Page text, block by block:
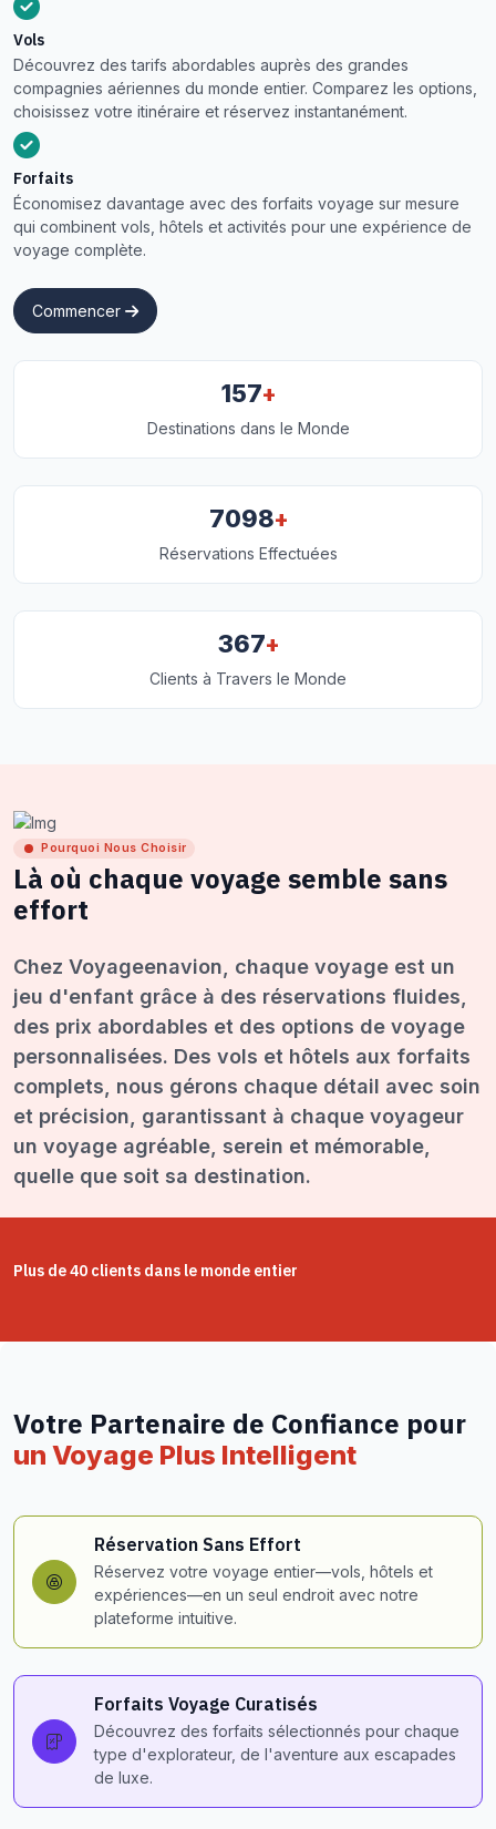
Vols
Découvrez des tarifs abordables auprès des grandes
compagnies aériennes du monde entier. Comparez les options,
choisissez votre itinéraire et réservez instantanément.
Forfaits
Économisez davantage avec des forfaits voyage sur mesure
qui combinent vols, hôtels et activités pour une expérience de
voyage complète.
Commencer
157+
Destinations dans le Monde
7098+
Réservations Effectuées
367+
Clients à Travers le Monde
Pourquoi Nous Choisir
Là où chaque voyage semble sans
effort
Chez Voyageenavion, chaque voyage est un
jeu d'enfant grâce à des réservations fluides,
des prix abordables et des options de voyage
personnalisées. Des vols et hôtels aux forfaits
complets, nous gérons chaque détail avec soin
et précision, garantissant à chaque voyageur
un voyage agréable, serein et mémorable,
quelle que soit sa destination.
Plus de 40 clients dans le monde entier
Votre Partenaire de Confiance pour
un Voyage Plus Intelligent
Réservation Sans Effort
Réservez votre voyage entier—vols, hôtels et
expériences—en un seul endroit avec notre
plateforme intuitive.
Forfaits Voyage Curatisés
Découvrez des forfaits sélectionnés pour chaque
type d'explorateur, de l'aventure aux escapades
de luxe.